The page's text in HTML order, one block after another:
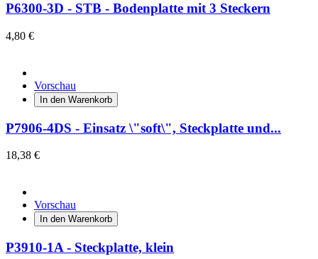
P6300-3D - STB - Bodenplatte mit 3 Steckern
4,80 €
Vorschau
In den Warenkorb
P7906-4DS - Einsatz \"soft\", Steckplatte und...
18,38 €
Vorschau
In den Warenkorb
P3910-1A - Steckplatte, klein